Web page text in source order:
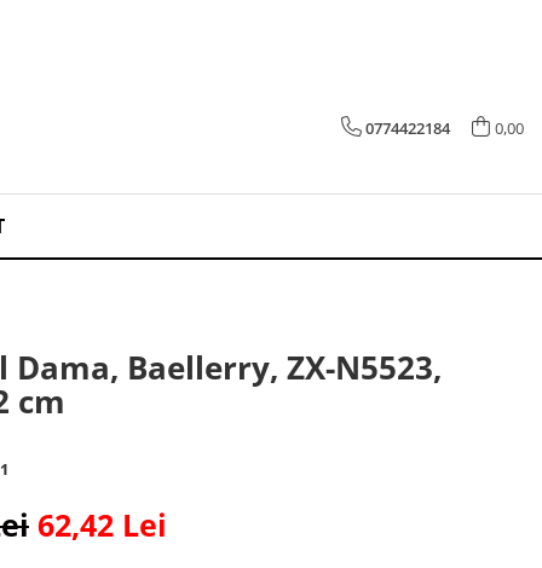
0774422184 0,00
Baellerry, ZX-N5523,
cm
62,42 Lei